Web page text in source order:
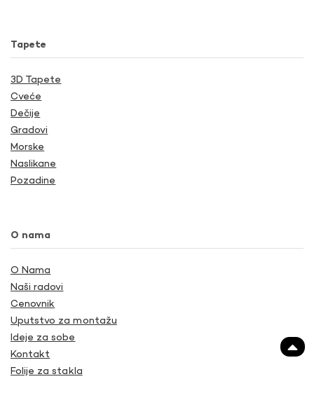
Tapete
3D Tapete
Cveće
Dečije
Gradovi
Morske
Naslikane
Pozadine
O nama
O Nama
Naši radovi
Cenovnik
Uputstvo za montažu
Ideje za sobe
Kontakt
Folije za stakla